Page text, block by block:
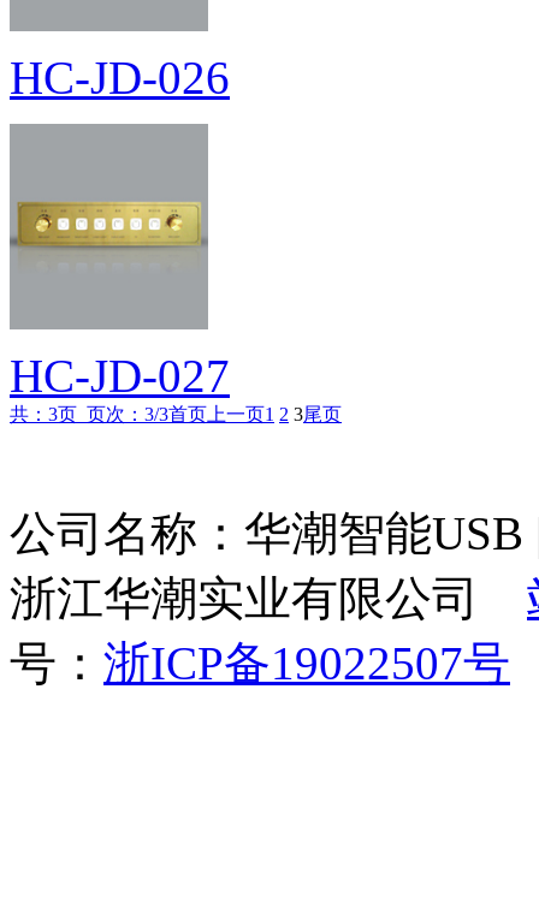
HC-JD-026
HC-JD-027
共：3页 页次：3/3首页 上一页1 2 3尾页
公司名称：华潮智能
浙江华潮实业有限公司
号： 浙ICP备19022507号